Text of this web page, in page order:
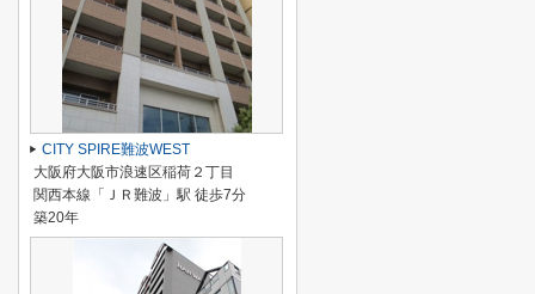
CITY SPIRE難波WEST
大阪府大阪市浪速区稲荷２丁目
関西本線「ＪＲ難波」駅 徒歩7分
築20年